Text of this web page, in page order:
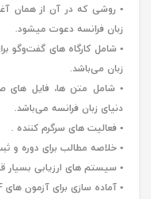
• روشی که در آن از همان
زبان فرانسه دعوت میشود.
• شامل کارگاه های گفت‌وگو
زبان می‌باشد.
• شامل متن ها، فایل های
دنیای زبان فرانسه می‌باشد.
• فعالیت های سرگرم کننده .
• خلاصه مطالب برای دوره و
• سیستم های ارزیابی بسیار
• آماده سازی برای آزمون های BELF .